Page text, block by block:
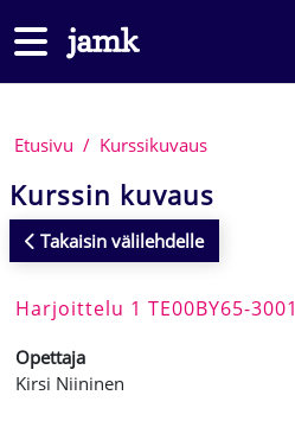
Sivupaneeli
Etusivu Kurssikuvaus
Kurssin kuvaus
Takaisin välilehdelle
Harjoittelu 1 TE00BY65-3001
Opettaja
Kirsi Niininen